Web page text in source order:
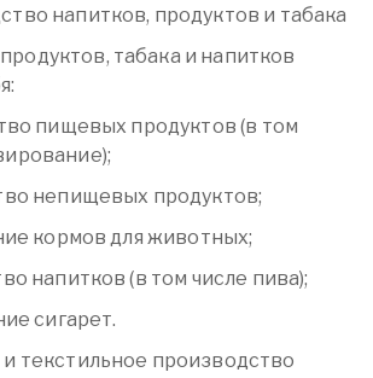
напитков, продуктов и табака
табака и напитков
пищевых продуктов (в том
непищевых продуктов;
кормов для животных;
напитков (в том числе пива);
сигарет.
текстильное производство